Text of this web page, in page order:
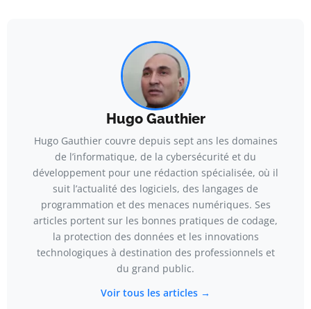
Hugo Gauthier
Hugo Gauthier couvre depuis sept ans les domaines
de l’informatique, de la cybersécurité et du
développement pour une rédaction spécialisée, où il
suit l’actualité des logiciels, des langages de
programmation et des menaces numériques. Ses
articles portent sur les bonnes pratiques de codage,
la protection des données et les innovations
technologiques à destination des professionnels et
du grand public.
Voir tous les articles →